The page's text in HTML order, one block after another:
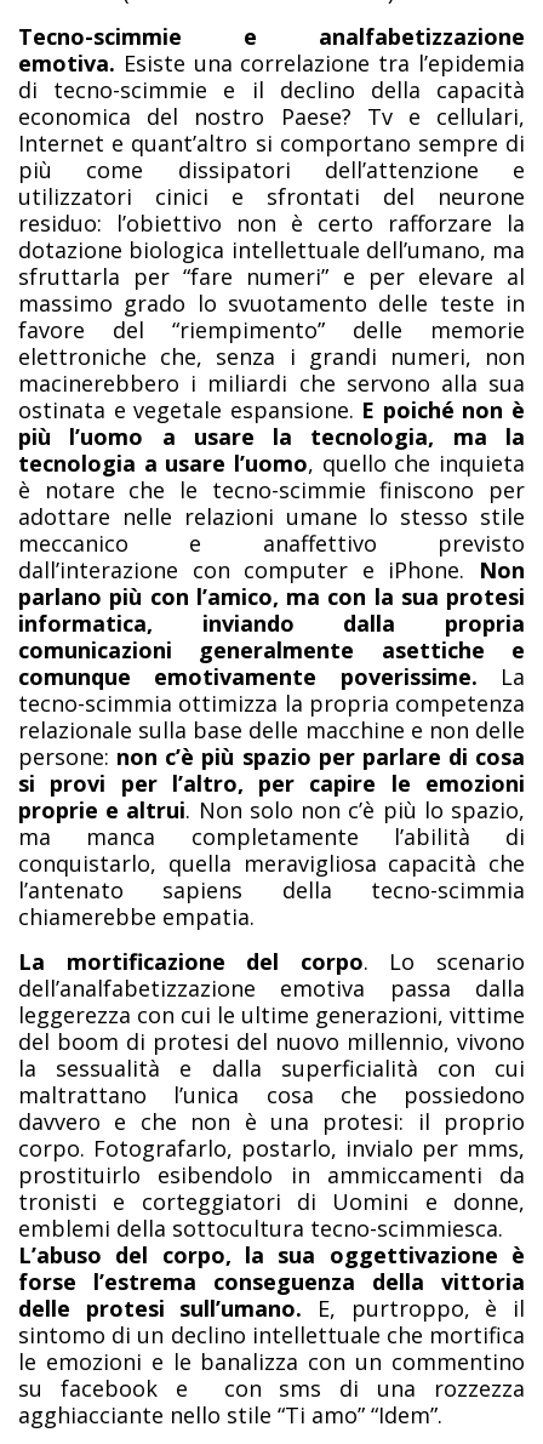
Tecno-scimmie e analfabetizzazione
emotiva. Esiste una correlazione tra l’epidemia
di tecno-scimmie e il declino della capacità
economica del nostro Paese? Tv e cellulari,
Internet e quant’altro si comportano sempre di
più come dissipatori dell’attenzione e
utilizzatori cinici e sfrontati del neurone
residuo: l’obiettivo non è certo rafforzare la
dotazione biologica intellettuale dell’umano, ma
sfruttarla per “fare numeri” e per elevare al
massimo grado lo svuotamento delle teste in
favore del “riempimento” delle memorie
elettroniche che, senza i grandi numeri, non
macinerebbero i miliardi che servono alla sua
ostinata e vegetale espansione. E poiché non è
più l’uomo a usare la tecnologia, ma la
tecnologia a usare l’uomo, quello che inquieta
è notare che le tecno-scimmie finiscono per
adottare nelle relazioni umane lo stesso stile
meccanico e anaffettivo previsto
dall’interazione con computer e iPhone. Non
parlano più con l’amico, ma con la sua protesi
informatica, inviando dalla propria
comunicazioni generalmente asettiche e
comunque emotivamente poverissime. La
tecno-scimmia ottimizza la propria competenza
relazionale sulla base delle macchine e non delle
persone: non c’è più spazio per parlare di cosa
si provi per l’altro, per capire le emozioni
proprie e altrui. Non solo non c’è più lo spazio,
ma manca completamente l’abilità di
conquistarlo, quella meravigliosa capacità che
l’antenato sapiens della tecno-scimmia
chiamerebbe empatia.
La mortificazione del corpo. Lo scenario
dell’analfabetizzazione emotiva passa dalla
leggerezza con cui le ultime generazioni, vittime
del boom di protesi del nuovo millennio, vivono
la sessualità e dalla superficialità con cui
maltrattano l’unica cosa che possiedono
davvero e che non è una protesi: il proprio
corpo. Fotografarlo, postarlo, invialo per mms,
prostituirlo esibendolo in ammiccamenti da
tronisti e corteggiatori di Uomini e donne,
emblemi della sottocultura tecno-scimmiesca.
L’abuso del corpo, la sua oggettivazione è
forse l’estrema conseguenza della vittoria
delle protesi sull’umano. E, purtroppo, è il
sintomo di un declino intellettuale che mortifica
le emozioni e le banalizza con un commentino
su facebook e con sms di una rozzezza
agghiacciante nello stile “Ti amo” “Idem”.